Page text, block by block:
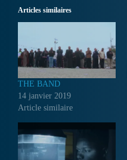
Articles similaires
THE BAND
14 janvier 2019
Article similaire